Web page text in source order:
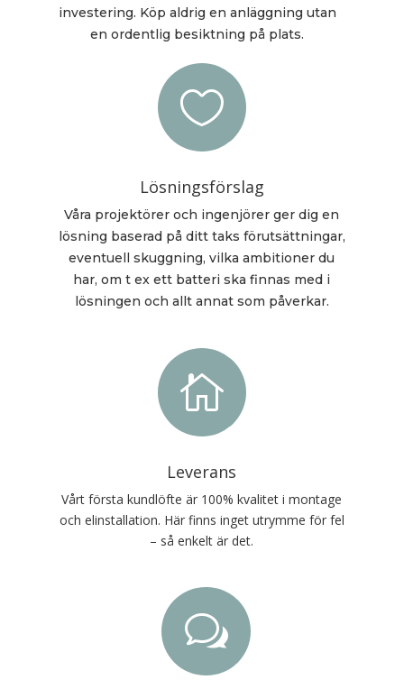
investering. Köp aldrig en anläggning utan
en ordentlig besiktning på plats.

Lösningsförslag
Våra projektörer och ingenjörer ger dig en
lösning baserad på ditt taks förutsättningar,
eventuell skuggning, vilka ambitioner du
har, om t ex ett batteri ska finnas med i
lösningen och allt annat som påverkar.

Leverans
Vårt första kundlöfte är 100% kvalitet i montage
och elinstallation. Här finns inget utrymme för fel
– så enkelt är det.
w